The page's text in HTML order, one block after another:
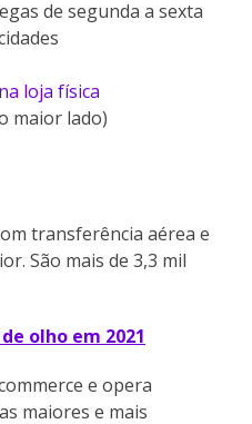
de segunda a sexta
loja física
maior lado)
transferência aérea e
São mais de 3,3 mil
olho em 2021
e opera
maiores e mais